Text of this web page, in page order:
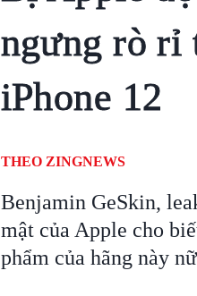
ngưng rò rỉ
iPhone 12
THEO ZINGNEWS
Benjamin GeSkin,
mật của Apple cho
phẩm của hãng này